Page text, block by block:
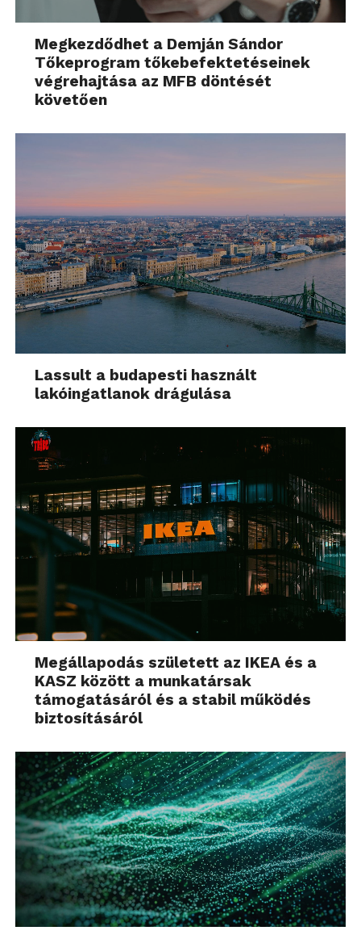
Megkezdődhet a Demján Sándor
Tőkeprogram tőkebefektetéseinek
végrehajtása az MFB döntését
követően
Lassult a budapesti használt
lakóingatlanok drágulása
Megállapodás született az IKEA és a
KASZ között a munkatársak
támogatásáról és a stabil működés
biztosításáról